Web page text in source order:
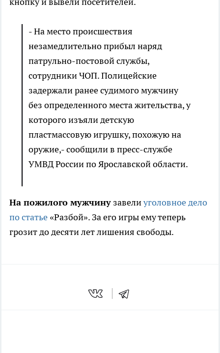
- На место происшествия
незамедлительно прибыл наряд
патрульно-постовой службы,
сотрудники ЧОП. Полицейские
задержали ранее судимого мужчину
без определенного места жительства, у
которого изъяли детскую
пластмассовую игрушку, похожую на
оружие,- сообщили в пресс-службе
УМВД России по Ярославской области.
На пожилого мужчину завелиуголовное дело
по статье «Разбой». За его игры ему теперь
грозит до десяти лет лишения свободы.